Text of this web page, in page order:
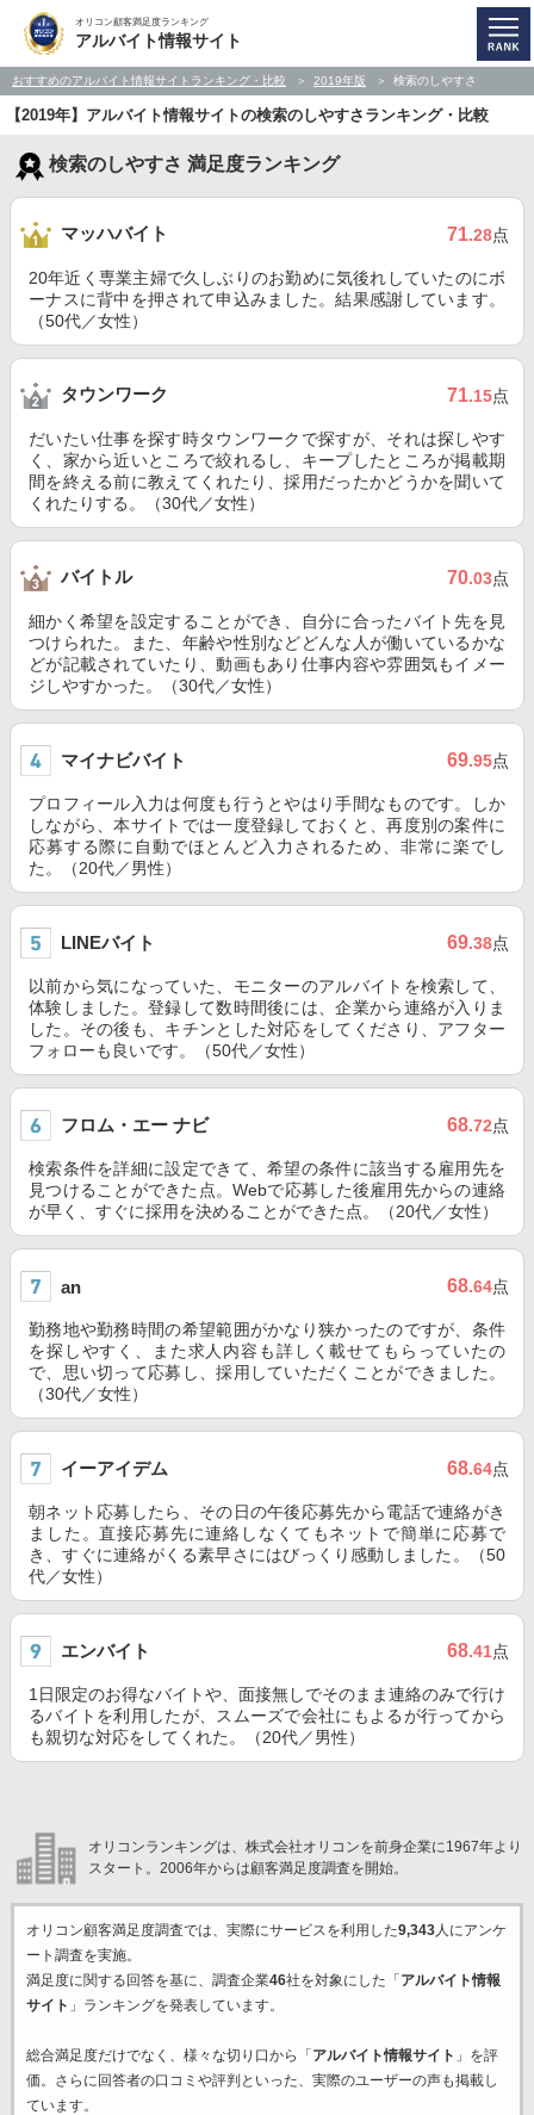
オリコン顧客満足度ランキング
アルバイト情報サイト
おすすめのアルバイト情報サイトランキング・比較 2019年版 検索のしやすさ
【2019年】アルバイト情報サイトの検索のしやすさランキング・比較
検索のしやすさ 満足度ランキング
マッハバイト 71.28点
20年近く専業主婦で久しぶりのお勤めに気後れしていたのにボ
ーナスに背中を押されて申込みました。結果感謝しています。
（50代／女性）
タウンワーク 71.15点
だいたい仕事を探す時タウンワークで探すが、それは探しやす
く、家から近いところで絞れるし、キープしたところが掲載期
間を終える前に教えてくれたり、採用だったかどうかを聞いて
くれたりする。（30代／女性）
バイトル 70.03点
細かく希望を設定することができ、自分に合ったバイト先を見
つけられた。また、年齢や性別などどんな人が働いているかな
どが記載されていたり、動画もあり仕事内容や雰囲気もイメー
ジしやすかった。（30代／女性）
マイナビバイト 69.95点
プロフィール入力は何度も行うとやはり手間なものです。しか
しながら、本サイトでは一度登録しておくと、再度別の案件に
応募する際に自動でほとんど入力されるため、非常に楽でし
た。（20代／男性）
LINEバイト 69.38点
以前から気になっていた、モニターのアルバイトを検索して、
体験しました。登録して数時間後には、企業から連絡が入りま
した。その後も、キチンとした対応をしてくださり、アフター
フォローも良いです。（50代／女性）
フロム・エー ナビ 68.72点
検索条件を詳細に設定できて、希望の条件に該当する雇用先を
見つけることができた点。Webで応募した後雇用先からの連絡
が早く、すぐに採用を決めることができた点。（20代／女性）
an 68.64点
勤務地や勤務時間の希望範囲がかなり狭かったのですが、条件
を探しやすく、また求人内容も詳しく載せてもらっていたの
で、思い切って応募し、採用していただくことができました。
（30代／女性）
イーアイデム 68.64点
朝ネット応募したら、その日の午後応募先から電話で連絡がき
ました。直接応募先に連絡しなくてもネットで簡単に応募で
き、すぐに連絡がくる素早さにはびっくり感動しました。（50
代／女性）
エンバイト 68.41点
1日限定のお得なバイトや、面接無しでそのまま連絡のみで行け
るバイトを利用したが、スムーズで会社にもよるが行ってから
も親切な対応をしてくれた。（20代／男性）
オリコンランキングは、株式会社オリコンを前身企業に1967年より
スタート。2006年からは顧客満足度調査を開始。
オリコン顧客満足度調査では、実際にサービスを利用した9,343人にアンケ
ート調査を実施。
満足度に関する回答を基に、調査企業46社を対象にした「 アルバイト情報
サイト 」ランキングを発表しています。
総合満足度だけでなく、様々な切り口から「 アルバイト情報サイト 」を評
価。さらに回答者の口コミや評判といった、実際のユーザーの声も掲載し
ています。